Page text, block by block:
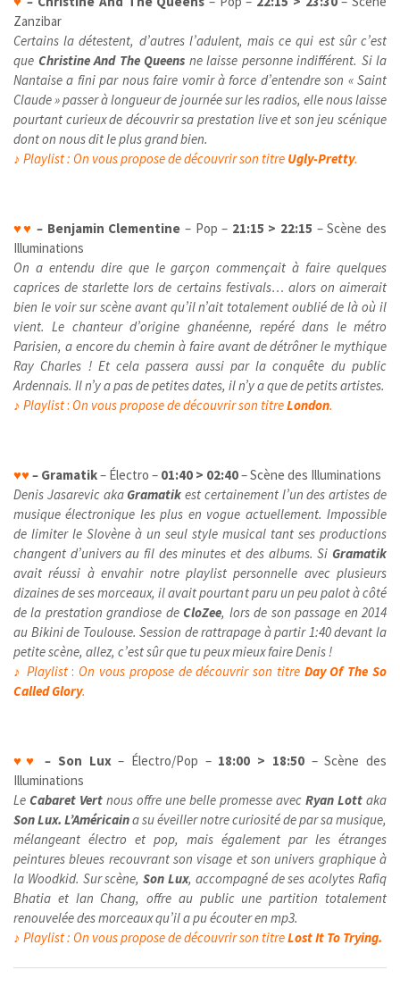
Zanzibar
Certains la détestent, d’autres l’adulent, mais ce qui est sûr c’est
que Christine And The Queens ne laisse personne indifférent. Si la
Nantaise a fini par nous faire vomir à force d’entendre son « Saint
Claude » passer à longueur de journée sur les radios, elle nous laisse
pourtant curieux de découvrir sa prestation live et son jeu scénique
dont on nous dit le plus grand bien.
♪ Playlist : On vous propose de découvrir son titre Ugly-Pretty.
♥♥ –Benjamin Clementine – Pop – 21:15 > 22:15 – Scène des
Illuminations
On a entendu dire que le garçon commençait à faire quelques
caprices de starlette lors de certains festivals… alors on aimerait
bien le voir sur scène avant qu’il n’ait totalement oublié de là où il
vient. Le chanteur d’origine ghanéenne, repéré dans le métro
Parisien, a encore du chemin à faire avant de détrôner le mythique
Ray Charles ! Et cela passera aussi par la conquête du public
Ardennais. Il n’y a pas de petites dates, il n’y a que de petits artistes.
♪ Playlist: On vous propose de découvrir son titreLondon.
♥♥– Gramatik– Électro – 01:40 > 02:40– Scène des Illuminations
Denis Jasarevic aka Gramatik est certainement l’un des artistes de
musique électronique les plus en vogue actuellement. Impossible
de limiter le Slovène à un seul style musical tant ses productions
changent d’univers au fil des minutes et des albums. Si Gramatik
avait réussi à envahir notre playlist personnelle avec plusieurs
dizaines de ses morceaux, il avait pourtant paru un peu palot à côté
de la prestation grandiose de CloZee, lors de son passage en 2014
au Bikini de Toulouse. Session de rattrapage à partir 1:40 devant la
petite scène, allez, c’est sûr que tu peux mieux faire Denis !
♪ Playlist: On vous propose de découvrir son titre Day Of The So
Called Glory.
♥ ♥ – Son Lux– Électro/Pop – 18:00 > 18:50– Scène des
Illuminations
Le Cabaret Vert nous offre une belle promesse avec Ryan Lott aka
Son Lux. L’Américaina su éveiller notre curiosité de par sa musique,
mélangeant électro et pop, mais également par les étranges
peintures bleues recouvrant son visage et son univers graphique à
la Woodkid. Sur scène,Son Lux, accompagné de ses acolytes Rafiq
Bhatia et Ian Chang, offre au public une partition totalement
renouvelée des morceaux qu’il a pu écouter en mp3.
♪ Playlist : On vous propose de découvrir son titreLost It To Trying.